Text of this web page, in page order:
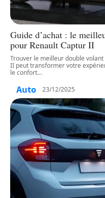
Guide d’achat : le
pour Renault Captur II
Trouver le meilleur double
II peut transformer votre
le confort…
Auto 23/12/2025